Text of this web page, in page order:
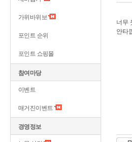
가위바위보
포인트 순위
포인트 쇼핑몰
참여마당
이벤트
매거진이벤트
경영정보
너무
안타